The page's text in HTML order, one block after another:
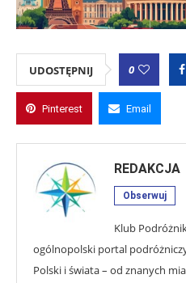
UDOSTĘPNIJ 0
Pinterest Email
REDAKCJA
Obserwuj
Klub
ogólnopolski portal
Polski i świata – od znanych